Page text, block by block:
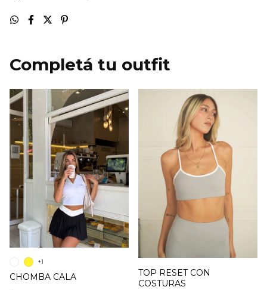
CHOMBA CALA
+1
TOP RESET CON
COSTURAS